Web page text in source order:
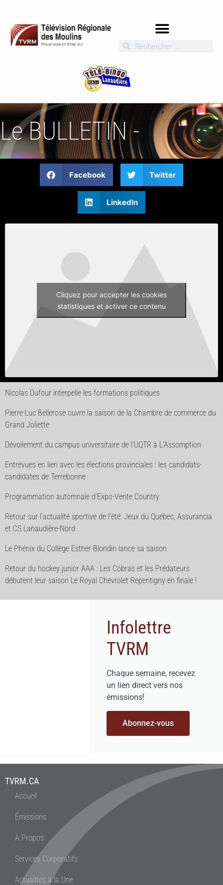
Le BULLETIN -
Facebook Twitter
LinkedIn
Cliquez pour accepter les cookies
statistiques et activer ce contenu
Nicolas Dufour interpelle les formations politiques
Pierre-Luc Bellerose ouvre la saison de la Chambre de commerce du
Grand Joliette
Dévoilement du campus universitaire de l’UQTR à L’Assomption
Entrevues en lien avec les élections provinciales : les candidats-
candidates de Terrebonne
Programmation automnale d’Expo-Vente Country
Retour sur l’actualité sportive de l’été: Jeux du Québec, Assurancia
et CS Lanaudière-Nord
Le Phénix du Collège Esther-Blondin lance sa saison
Retour du hockey junior AAA : Les Cobras et les Prédateurs
débutent leur saison Le Royal Chevrolet Repentigny en finale !
Infolettre
TVRM
Chaque semaine, recevez
un lien direct vers nos
émissions!
Abonnez-vous
TVRM.CA
Accueil
Émissions
À Propos
Services Corporatifs
Actualités à la Une